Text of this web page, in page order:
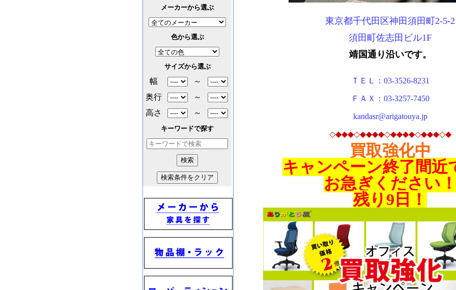
東京都千代田区神田須田町2-5-2
須田町佐志田ビル1F
靖国通り沿いです。
ＴＥＬ：03-3526-8231
ＦＡＸ：03-3257-7450
kandasr@arigatouya.jp
◇◆◆◆◇◆◆◆◆◇◆◆◆◆◇◆◆◆◇◆
買取強化中
キャンペーン終了間近
お急ぎください
残り9日！
メーカーから選ぶ
色から選ぶ
サイズから選ぶ
幅
～
奥行
～
高さ
～
キーワードで探す